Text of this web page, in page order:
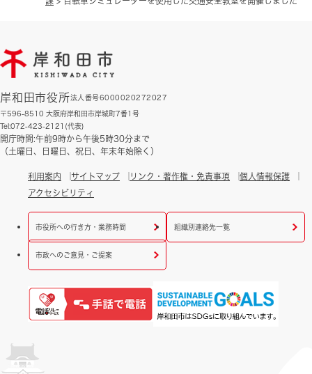
岸和田市役所法人番号6000020272027
〒596-8510 大阪府岸和田市岸城町7番1号
Tel:072-423-2121(代表)
開庁時間:午前9時から午後5時30分まで
（土曜日、日曜日、祝日、年末年始除く）
利用案内 サイトマップ リンク・著作権・免責事項
個人情報保護
アクセシビリティ
市役所への行き方・業務時間 組織別連絡先一覧
市政へのご意見・ご提案